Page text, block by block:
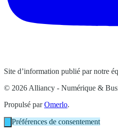
Site d’information publié par notre
© 2026 Alliancy - Numérique &
Propulsé parOmerlo.
Préférences de consentement